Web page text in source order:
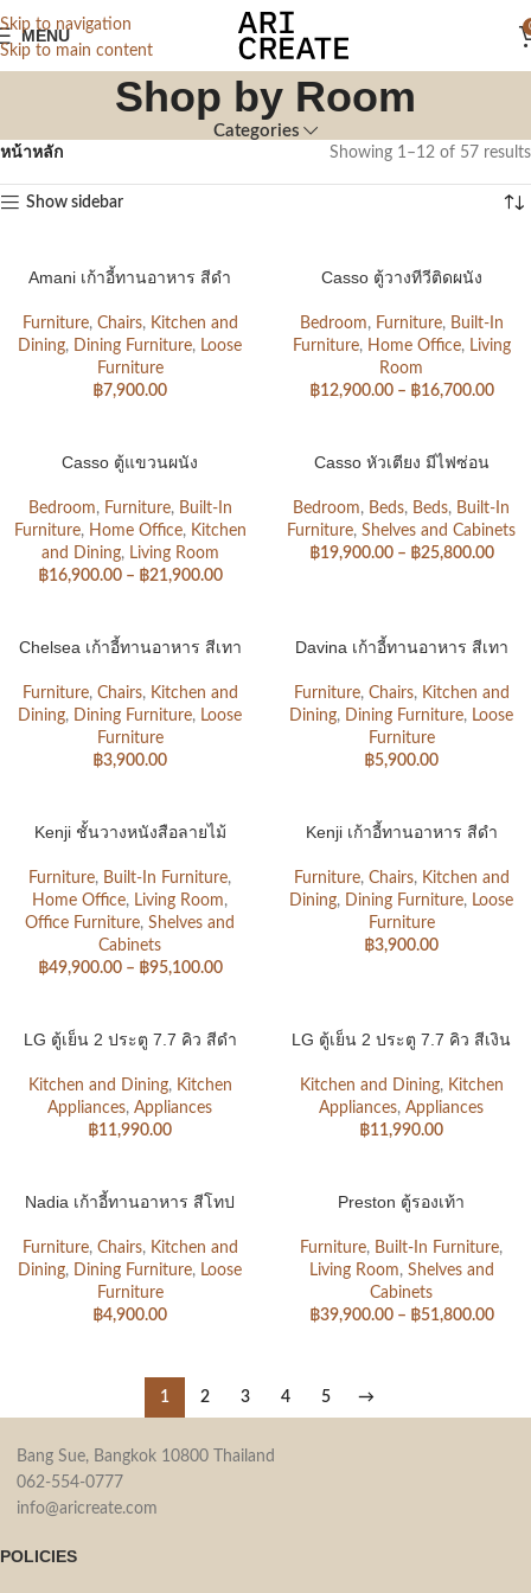
Skip to navigation
Skip to main content
MENU
Shop by Room
Categories
หน้าหลัก Showing 1–12 of 57 results
Show sidebar
Amani เก้าอี้ทานอาหาร สีดำ
Furniture, Chairs, Kitchen and
Dining, Dining Furniture, Loose
Furniture
฿7,900.00
Casso ตู้วางทีวีติดผนัง
Bedroom, Furniture, Built-In
Furniture, Home Office, Living
Room
฿12,900.00 – ฿16,700.00
Casso ตู้แขวนผนัง
Bedroom, Furniture, Built-In
Furniture, Home Office, Kitchen
and Dining, Living Room
฿16,900.00 – ฿21,900.00
Casso หัวเตียง มีไฟซ่อน
Bedroom, Beds, Beds, Built-In
Furniture, Shelves and Cabinets
฿19,900.00 – ฿25,800.00
Chelsea เก้าอี้ทานอาหาร สีเทา
Furniture, Chairs, Kitchen and
Dining, Dining Furniture, Loose
Furniture
฿3,900.00
Davina เก้าอี้ทานอาหาร สีเทา
Furniture, Chairs, Kitchen and
Dining, Dining Furniture, Loose
Furniture
฿5,900.00
Kenji ชั้นวางหนังสือลายไม้
Furniture, Built-In Furniture,
Home Office, Living Room,
Office Furniture, Shelves and
Cabinets
฿49,900.00 – ฿95,100.00
Kenji เก้าอี้ทานอาหาร สีดำ
Furniture, Chairs, Kitchen and
Dining, Dining Furniture, Loose
Furniture
฿3,900.00
LG ตู้เย็น 2 ประตู 7.7 คิว สีดำ
Kitchen and Dining, Kitchen
Appliances, Appliances
฿11,990.00
LG ตู้เย็น 2 ประตู 7.7 คิว สีเงิน
Kitchen and Dining, Kitchen
Appliances, Appliances
฿11,990.00
Nadia เก้าอี้ทานอาหาร สีโทป
Furniture, Chairs, Kitchen and
Dining, Dining Furniture, Loose
Furniture
฿4,900.00
Preston ตู้รองเท้า
Furniture, Built-In Furniture,
Living Room, Shelves and
Cabinets
฿39,900.00 – ฿51,800.00
1 2 3 4 5 →
Bang Sue, Bangkok 10800 Thailand
062-554-0777
info@aricreate.com
POLICIES